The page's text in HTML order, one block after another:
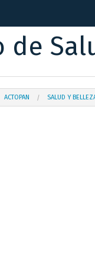
de
ACTOPAN SALUD Y